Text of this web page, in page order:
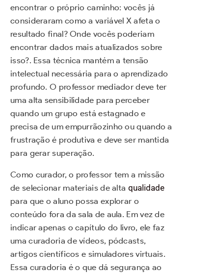
encontrar o próprio caminho: vocês já
consideraram como a variável X afeta o
resultado final? Onde vocês poderiam
encontrar dados mais atualizados sobre
isso?. Essa técnica mantém a tensão
intelectual necessária para o aprendizado
profundo. O professor mediador deve ter
uma alta sensibilidade para perceber
quando um grupo está estagnado e
precisa de um empurrãozinho ou quando a
frustração é produtiva e deve ser mantida
para gerar superação.
Como curador, o professor tem a missão
de selecionar materiais de alta qualidade
para que o aluno possa explorar o
conteúdo fora da sala de aula. Em vez de
indicar apenas o capítulo do livro, ele faz
uma curadoria de vídeos, pódcasts,
artigos científicos e simuladores virtuais.
Essa curadoria é o que dá segurança ao